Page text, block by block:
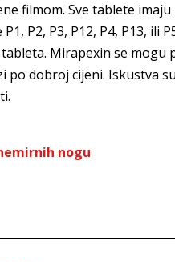
filmom. Sve tablete imaju
P2, P3, P12, P4, P13, ili
Mirapexin se mogu
po dobroj cijeni. Iskustva
nogu